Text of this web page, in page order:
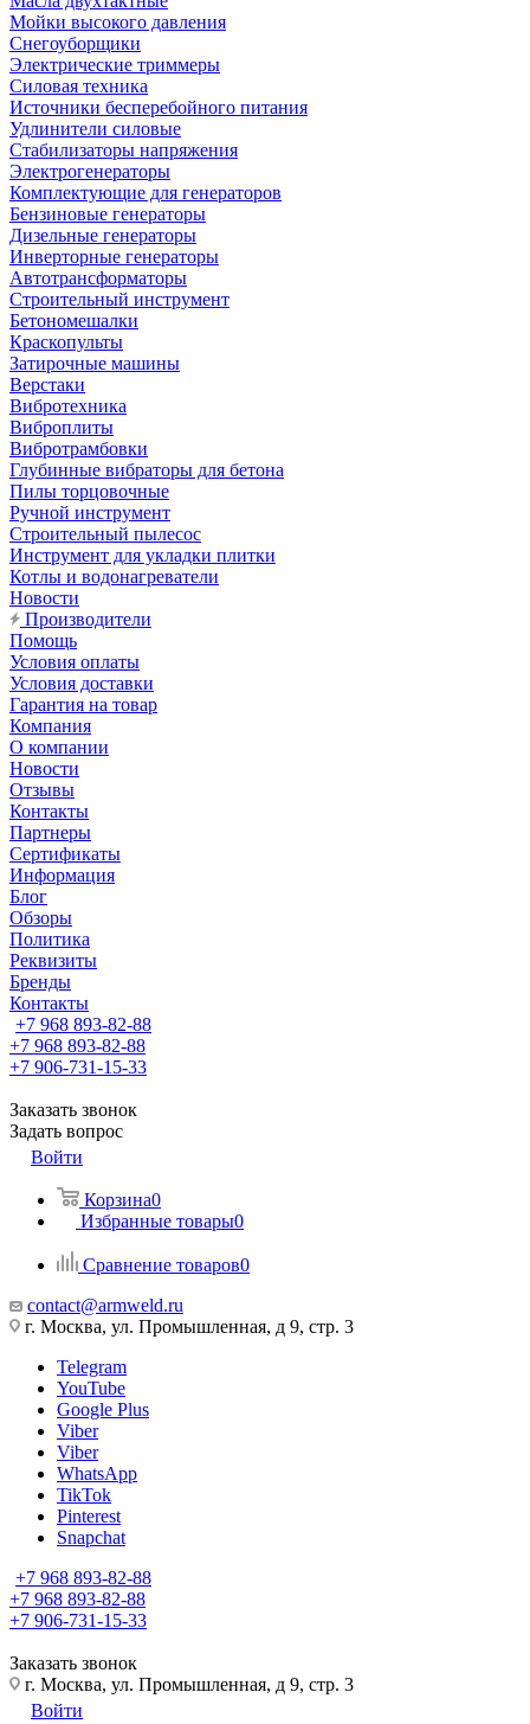
Мойки высокого давления
Снегоуборщики
Электрические триммеры
Силовая техника
Источники бесперебойного питания
Удлинители силовые
Стабилизаторы напряжения
Электрогенераторы
Комплектующие для генераторов
Бензиновые генераторы
Дизельные генераторы
Инверторные генераторы
Автотрансформаторы
Строительный инструмент
Бетономешалки
Краскопульты
Затирочные машины
Верстаки
Вибротехника
Виброплиты
Вибротрамбовки
Глубинные вибраторы для бетона
Пилы торцовочные
Ручной инструмент
Строительный пылесос
Инструмент для укладки плитки
Котлы и водонагреватели
Новости
Производители
Помощь
Условия оплаты
Условия доставки
Гарантия на товар
Компания
О компании
Новости
Отзывы
Контакты
Партнеры
Сертификаты
Информация
Блог
Обзоры
Политика
Реквизиты
Бренды
Контакты
+7 968 893-82-88
+7 968 893-82-88
+7 906-731-15-33
Заказать звонок
Задать вопрос
Войти
Корзина0
Избранные товары0
Сравнение товаров0
contact@armweld.ru
г. Москва, ул. Промышленная, д 9, стр. 3
Telegram
YouTube
Google Plus
Viber
Viber
WhatsApp
TikTok
Pinterest
Snapchat
+7 968 893-82-88
+7 968 893-82-88
+7 906-731-15-33
Заказать звонок
г. Москва, ул. Промышленная, д 9, стр. 3
Войти